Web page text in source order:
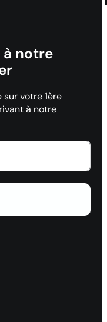
notre
votre 1ère
à notre